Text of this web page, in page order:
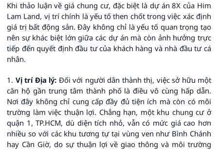
Khi thảo luận về giá chung cư, đặc biệt là dự án 8X của Him
Lam Land, vị trí chính là yếu tố then chốt trong việc xác định
giá trị bất động sản. Đây không chỉ là yếu tố quan trọng tạo
nên sự khác biệt lớn giữa các dự án mà còn ảnh hưởng trực
tiếp đến quyết định đầu tư của khách hàng và nhà đầu tư cá
nhân.
1. Vị trí Địa lý: Đối với người dân thành thị, việc sở hữu một
căn hộ gần trung tâm thành phố là điều vô cùng hấp dẫn.
Nơi đây không chỉ cung cấp đầy đủ tiện ích mà còn có môi
trường làm việc thuận lợi. Chẳng hạn, một khu chung cư ở
quận 1, TP.HCM, dù diện tích nhỏ, vẫn có mức giá cao hơn
nhiều so với các khu tương tự tại vùng ven như Bình Chánh
hay Cần Giờ, do sự thuận lợi về giao thông và môi trường